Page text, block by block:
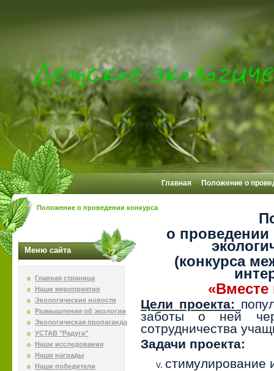
Главная Положение о
Положение о проведении конкурса
Меню сайта
Главная страница
Наши мероприятия
Экологические новости
Размышления об экологии
Экологическая пропаганда
УСТАВ "Радуга"
Наши исследования
Наши награды
Наши победители
о проведении
(конкурса
«Вместе
Цели проекта:
заботы о ней
сотрудничества
Задачи проекта:
стимулирование